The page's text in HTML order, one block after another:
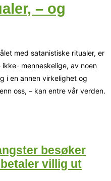
– og
med satanistiske ritualer, er
menneskelige, av noen
i en annen virkelighet og
oss, – kan entre vår verden.
besøker
villig ut